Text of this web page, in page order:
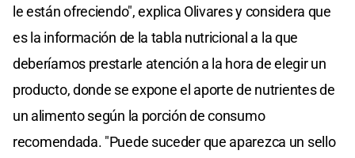
le están ofreciendo", explica Olivares y considera que
es la información de la tabla nutricional a la que
deberíamos prestarle atención a la hora de elegir un
producto, donde se expone el aporte de nutrientes de
un alimento según la porción de consumo
recomendada. "Puede suceder que aparezca un sello